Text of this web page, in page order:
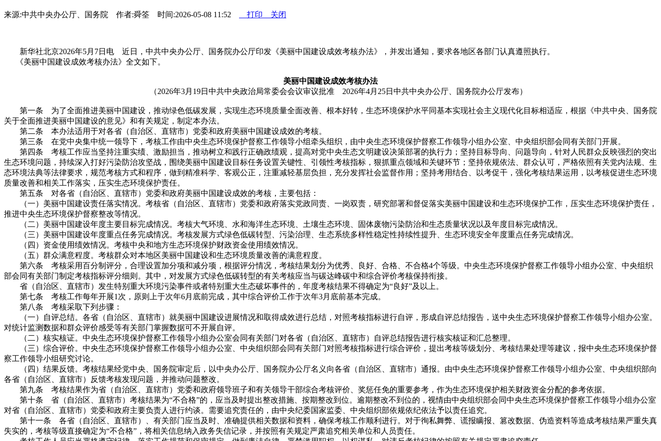
来源:中共中央办公厅、国务院 作者:舜筌 时间:2026-05-08 11:52 打印 关闭
新华社北京2026年5月7日电 近日，中共中央办公厅、国务院办公厅印发《美丽中国建设成效考核办法》，并发出通知，要求各地区各部门认真遵照执行。
《美丽中国建设成效考核办法》全文如下。
美丽中国建设成效考核办法
（2026年3月19日中共中央政治局常委会会议审议批准 2026年4月25日中共中央办公厅、国务院办公厅发布）
第一条 为了全面推进美丽中国建设，推动绿色低碳发展，实现生态环境质量全面改善、根本好转，生态环境保护水平同基本实现社会主义现代化目标相适应，根据《中共中央、国务院
关于全面推进美丽中国建设的意见》和有关规定，制定本办法。
第二条 本办法适用于对各省（自治区、直辖市）党委和政府美丽中国建设成效的考核。
第三条 在党中央集中统一领导下，考核工作由中央生态环境保护督察工作领导小组牵头组织，由中央生态环境保护督察工作领导小组办公室、中央组织部会同有关部门开展。
第四条 考核工作应当坚持注重实绩、激励担当，推动树立和践行正确政绩观，提高对党中央生态文明建设决策部署的执行力；坚持目标导向、问题导向，针对人民群众反映强烈的突出
生态环境问题，持续深入打好污染防治攻坚战，围绕美丽中国建设目标任务设置关键性、引领性考核指标，狠抓重点领域和关键环节；坚持依规依法、群众认可，严格依照有关党内法规、生
态环境法典等法律要求，规范考核方式和程序，做到精准科学、客观公正，注重减轻基层负担，充分发挥社会监督作用；坚持考用结合、以考促干，强化考核结果运用，以考核促进生态环境
质量改善和相关工作落实，压实生态环境保护责任。
第五条 对各省（自治区、直辖市）党委和政府美丽中国建设成效的考核，主要包括：
（一）美丽中国建设责任落实情况。考核省（自治区、直辖市）党委和政府落实党政同责、一岗双责，研究部署和督促落实美丽中国建设和生态环境保护工作，压实生态环境保护责任，
推进中央生态环境保护督察整改等情况。
（二）美丽中国建设年度主要目标完成情况。考核大气环境、水和海洋生态环境、土壤生态环境、固体废物污染防治和生态质量状况以及年度目标完成情况。
（三）美丽中国建设年度重点任务完成情况。考核发展方式绿色低碳转型、污染治理、生态系统多样性稳定性持续性提升、生态环境安全年度重点任务完成情况。
（四）资金使用绩效情况。考核中央和地方生态环境保护财政资金使用绩效情况。
（五）群众满意程度。考核群众对本地区美丽中国建设和生态环境质量改善的满意程度。
第六条 考核采用百分制评分，合理设置加分项和减分项，根据评分情况，考核结果划分为优秀、良好、合格、不合格4个等级。中央生态环境保护督察工作领导小组办公室、中央组织
部会同有关部门制定考核指标评分细则。其中，对发展方式绿色低碳转型的有关考核应当与碳达峰碳中和综合评价考核保持衔接。
省（自治区、直辖市）发生特别重大环境污染事件或者特别重大生态破坏事件的，年度考核结果不得确定为“良好”及以上。
第七条 考核工作每年开展1次，原则上于次年6月底前完成，其中综合评价工作于次年3月底前基本完成。
第八条 考核采取下列步骤：
（一）自评总结。各省（自治区、直辖市）就美丽中国建设进展情况和取得成效进行总结，对照考核指标进行自评，形成自评总结报告，送中央生态环境保护督察工作领导小组办公室。
对统计监测数据和群众评价感受等有关部门掌握数据可不开展自评。
（二）核实核证。中央生态环境保护督察工作领导小组办公室会同有关部门对各省（自治区、直辖市）自评总结报告进行核实核证和汇总整理。
（三）综合评价。中央生态环境保护督察工作领导小组办公室、中央组织部会同有关部门对照考核指标进行综合评价，提出考核等级划分、考核结果处理等建议，报中央生态环境保护督
察工作领导小组研究讨论。
（四）结果反馈。考核结果经党中央、国务院审定后，以中央办公厅、国务院办公厅名义向各省（自治区、直辖市）通报。由中央生态环境保护督察工作领导小组办公室、中央组织部向
各省（自治区、直辖市）反馈考核发现问题，并推动问题整改。
第九条 考核结果作为省（自治区、直辖市）党委和政府领导班子和有关领导干部综合考核评价、奖惩任免的重要参考，作为生态环境保护相关财政资金分配的参考依据。
第十条 省（自治区、直辖市）考核结果为“不合格”的，应当及时提出整改措施、按期整改到位。逾期整改不到位的，视情由中央组织部会同中央生态环境保护督察工作领导小组办公室
对省（自治区、直辖市）党委和政府主要负责人进行约谈。需要追究责任的，由中央纪委国家监委、中央组织部依规依纪依法予以责任追究。
第十一条 各省（自治区、直辖市）、有关部门应当及时、准确提供相关数据和资料，确保考核工作顺利进行。对于徇私舞弊、谎报瞒报、篡改数据、伪造资料等造成考核结果严重失真
失实的，考核等级直接确定为“不合格”，将相关信息纳入政务失信记录，并按照有关规定严肃追究相关单位和人员责任。